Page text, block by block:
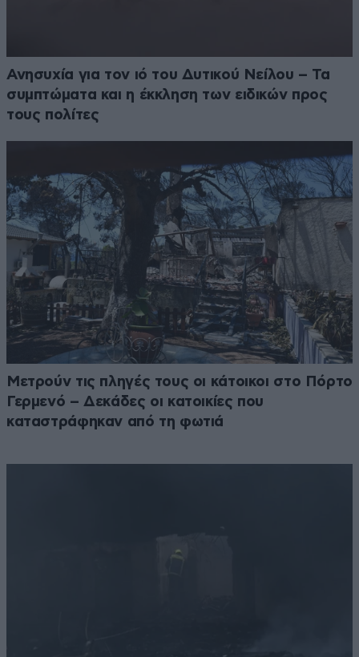
Ανησυχία για τον ιό του Δυτικού Νείλου – Τα
συμπτώματα και η έκκληση των ειδικών προς
τους πολίτες
Μετρούν τις πληγές τους οι κάτοικοι στο Πόρτο
Γερμενό – Δεκάδες οι κατοικίες που
καταστράφηκαν από τη φωτιά